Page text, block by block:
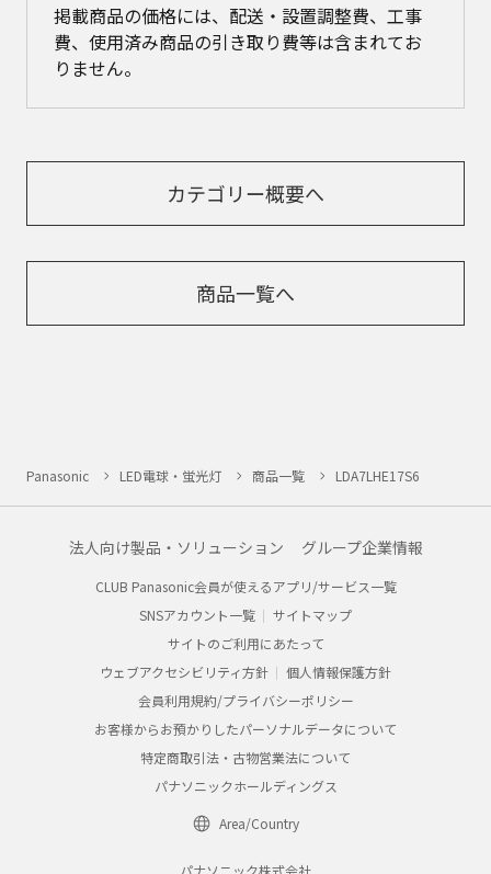
掲載商品の価格には、配送・設置調整費、工事
費、使用済み商品の引き取り費等は含まれてお
りません。
カテゴリー概要へ
商品一覧へ
Panasonic LED電球・蛍光灯 商品一覧 LDA7LHE17S6
法人向け製品・ソリューション グループ企業情報
CLUB Panasonic会員が使えるアプリ/サービス一覧
SNSアカウント一覧
サイトマップ
サイトのご利用にあたって
ウェブアクセシビリティ方針
個人情報保護方針
会員利用規約/プライバシーポリシー
お客様からお預かりしたパーソナルデータについて
特定商取引法・古物営業法について
パナソニックホールディングス
Area/Country
パナソニック株式会社